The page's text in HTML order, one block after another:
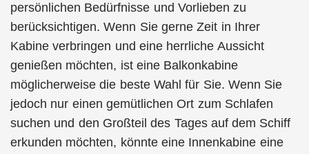
persönlichen Bedürfnisse und Vorlieben zu
berücksichtigen. Wenn Sie gerne Zeit in Ihrer
Kabine verbringen und eine herrliche Aussicht
genießen möchten, ist eine Balkonkabine
möglicherweise die beste Wahl für Sie. Wenn Sie
jedoch nur einen gemütlichen Ort zum Schlafen
suchen und den Großteil des Tages auf dem Schiff
erkunden möchten, könnte eine Innenkabine eine